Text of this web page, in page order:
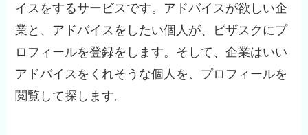
イスをするサービスです。アドバイスが欲しい企
業と、アドバイスをしたい個人が、ビザスクにプ
ロフィールを登録をします。そして、企業はいい
アドバイスをくれそうな個人を、プロフィールを
閲覧して探します。